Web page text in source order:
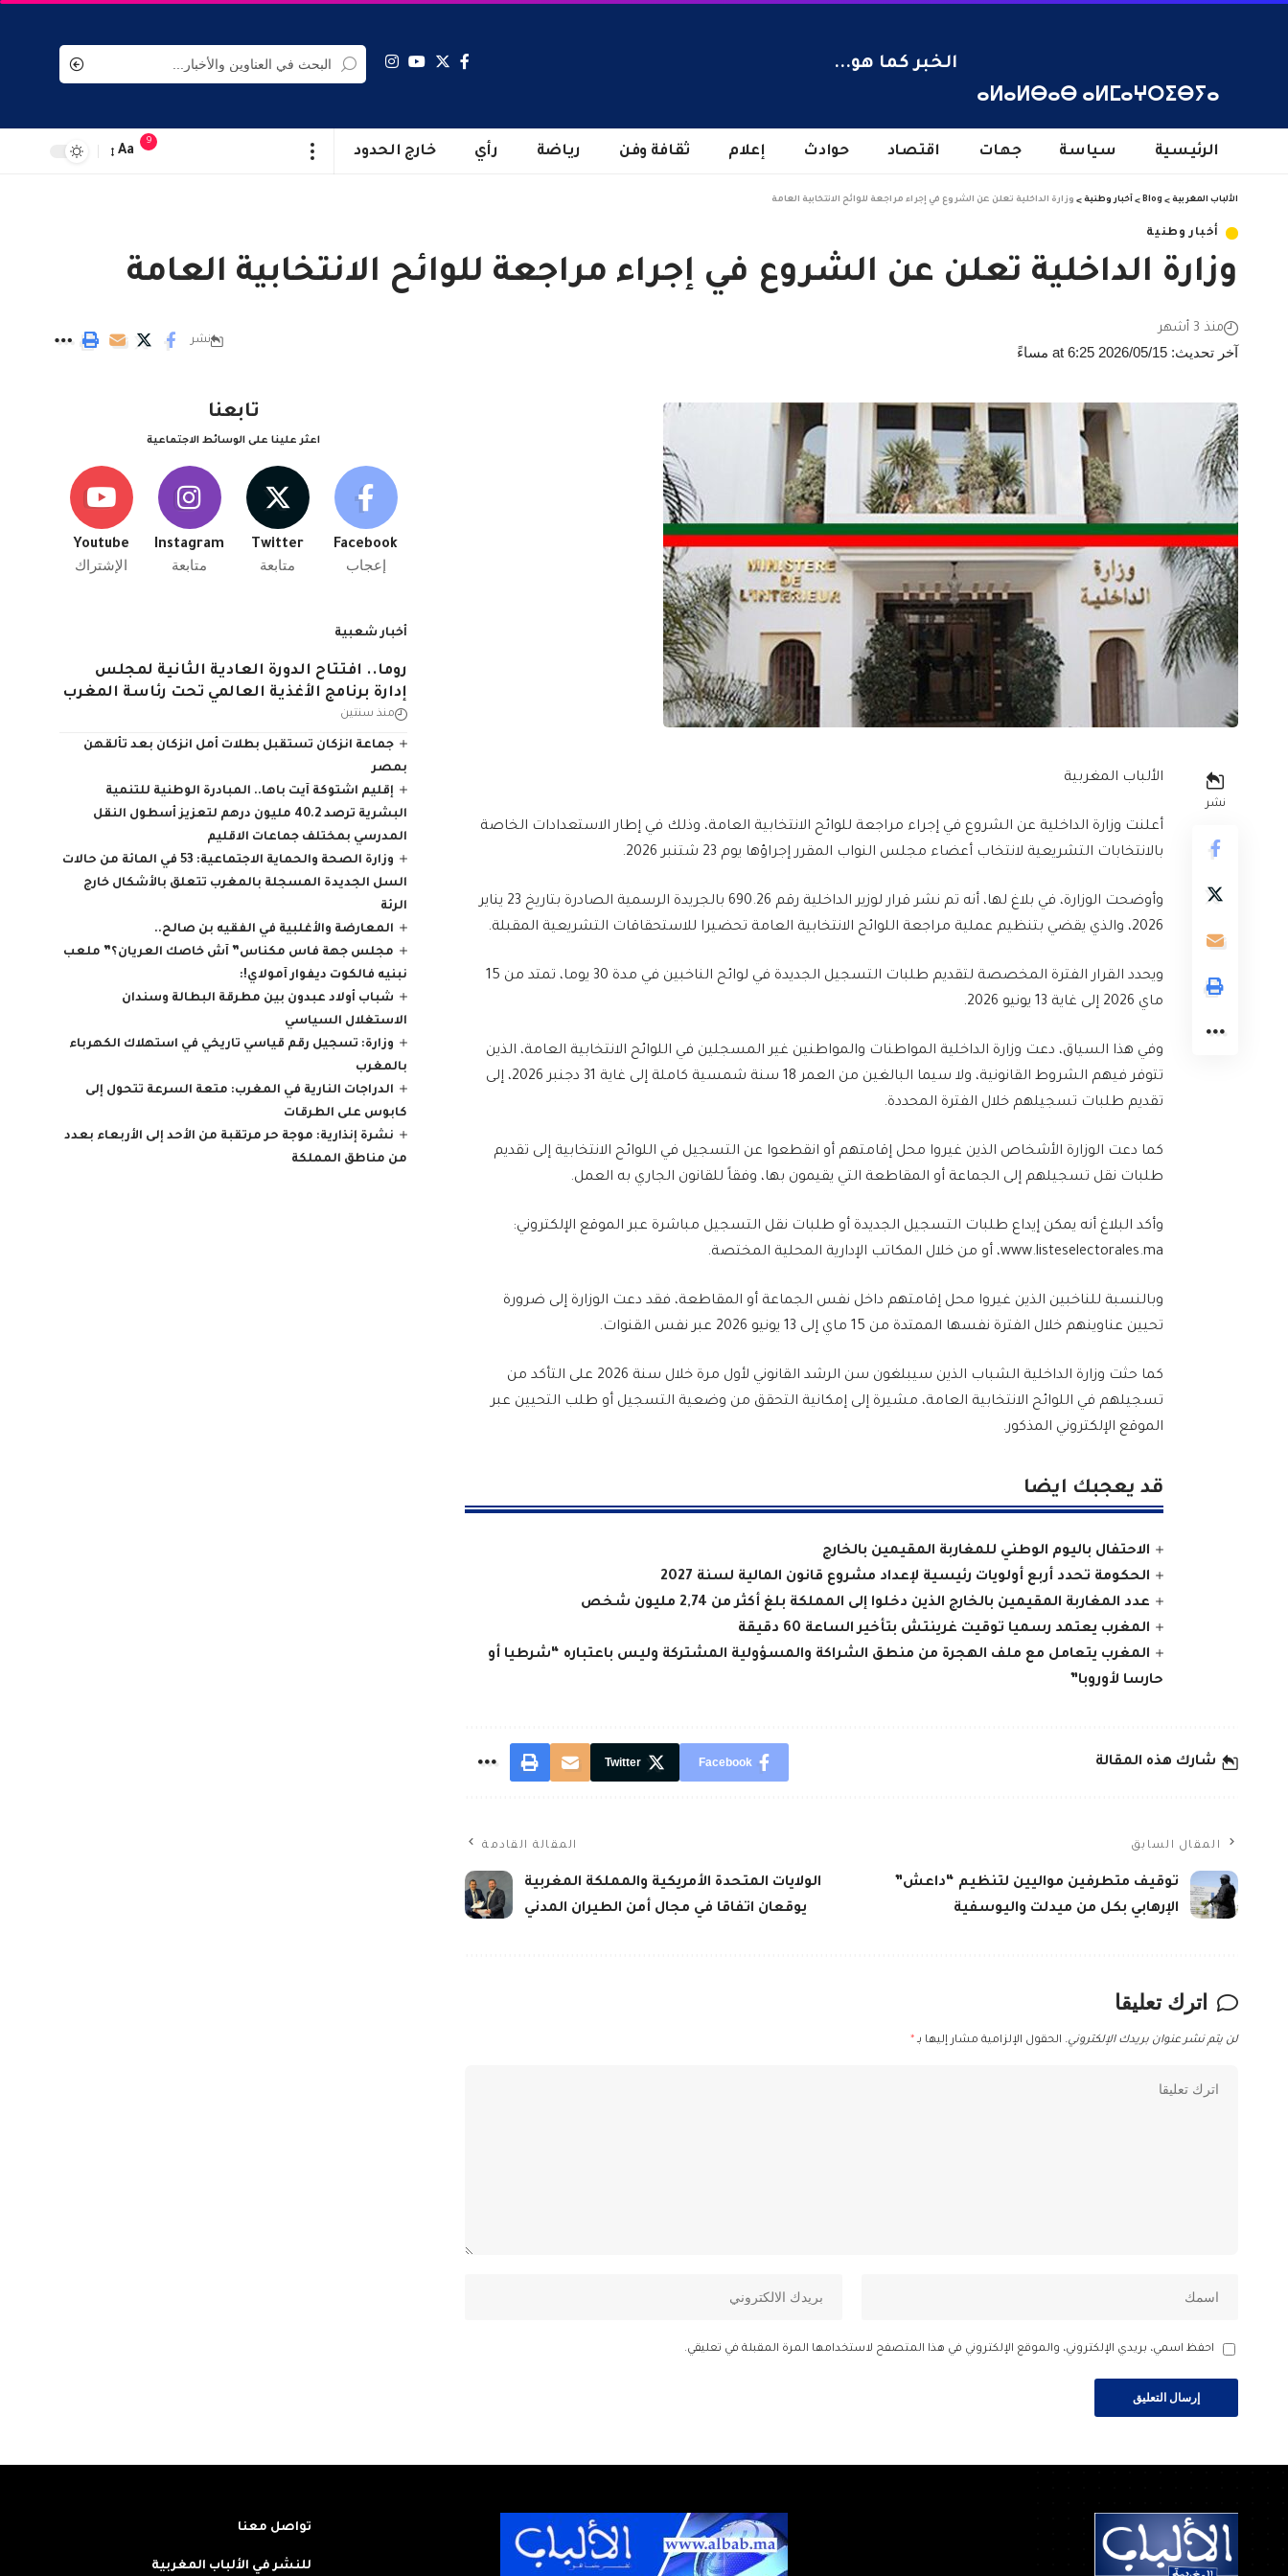
ⴰⵍⴰⵍⴱⴰⴱ ⴰⵍⵎⴰⵖⵔⵉⴱⵢⴰ
الخبر كما هو...
الرئيسية سياسة جهات اقتصاد حوادث إعلام ثقافة وفن رياضة رأي خارج الحدود
9
Aa
الألباب المغربية >
Blog
> أخبار وطنية > وزارة الداخلية تعلن عن الشروع في إجراء مراجعة للوائح الانتخابية العامة
أخبار وطنية
وزارة الداخلية تعلن عن الشروع في إجراء مراجعة للوائح الانتخابية العامة
آخر تحديث: 2026/05/15 at 6:25 مساءً
منذ 3 أشهر
نشر
نشر
الألباب المغربية
أعلنت وزارة الداخلية عن الشروع في إجراء مراجعة للوائح الانتخابية العامة، وذلك في إطار الاستعدادات الخاصة
بالانتخابات التشريعية لانتخاب أعضاء مجلس النواب المقرر إجراؤها يوم 23 شتنبر 2026.
وأوضحت الوزارة، في بلاغ لها، أنه تم نشر قرار لوزير الداخلية رقم 690.26 بالجريدة الرسمية الصادرة بتاريخ 23 يناير
2026، والذي يقضي بتنظيم عملية مراجعة اللوائح الانتخابية العامة تحضيرا للاستحقاقات التشريعية المقبلة.
ويحدد القرار الفترة المخصصة لتقديم طلبات التسجيل الجديدة في لوائح الناخبين في مدة 30 يوما، تمتد من 15
ماي 2026 إلى غاية 13 يونيو 2026.
وفي هذا السياق، دعت وزارة الداخلية المواطنات والمواطنين غير المسجلين في اللوائح الانتخابية العامة، الذين
تتوفر فيهم الشروط القانونية، ولا سيما البالغين من العمر 18 سنة شمسية كاملة إلى غاية 31 دجنبر 2026، إلى
تقديم طلبات تسجيلهم خلال الفترة المحددة.
كما دعت الوزارة الأشخاص الذين غيروا محل إقامتهم أو انقطعوا عن التسجيل في اللوائح الانتخابية إلى تقديم
طلبات نقل تسجيلهم إلى الجماعة أو المقاطعة التي يقيمون بها، وفقاً للقانون الجاري به العمل.
وأكد البلاغ أنه يمكن إيداع طلبات التسجيل الجديدة أو طلبات نقل التسجيل مباشرة عبر الموقع الإلكتروني:
www.listeselectorales.ma، أو من خلال المكاتب الإدارية المحلية المختصة.
وبالنسبة للناخبين الذين غيروا محل إقامتهم داخل نفس الجماعة أو المقاطعة، فقد دعت الوزارة إلى ضرورة
تحيين عناوينهم خلال الفترة نفسها الممتدة من 15 ماي إلى 13 يونيو 2026 عبر نفس القنوات.
كما حثت وزارة الداخلية الشباب الذين سيبلغون سن الرشد القانوني لأول مرة خلال سنة 2026 على التأكد من
تسجيلهم في اللوائح الانتخابية العامة، مشيرة إلى إمكانية التحقق من وضعية التسجيل أو طلب التحيين عبر
الموقع الإلكتروني المذكور.
قد يعجبك ايضا
الاحتفال باليوم الوطني للمغاربة المقيمين بالخارج
الحكومة تحدد أربع أولويات رئيسية لإعداد مشروع قانون المالية لسنة 2027
عدد المغاربة المقيمين بالخارج الذين دخلوا إلى المملكة بلغ أكثر من 2,74 مليون شخص
المغرب يعتمد رسميا توقيت غرينتش بتأخير الساعة 60 دقيقة
المغرب يتعامل مع ملف الهجرة من منطق الشراكة والمسؤولية المشتركة وليس باعتباره “شرطيا أو
حارسا لأوروبا”
شارك هذه المقالة Facebook
Twitter
المقال السابق
توقيف متطرفين مواليين لتنظيم “داعش”
الإرهابي بكل من ميدلت واليوسفية
المقالة القادمة
الولايات المتحدة الأمريكية والمملكة المغربية
يوقعان اتفاقا في مجال أمن الطيران المدني
اترك تعليقا
لن يتم نشر عنوان بريدك الإلكتروني. الحقول الإلزامية مشار إليها بـ *
احفظ اسمي، بريدي الإلكتروني، والموقع الإلكتروني في هذا المتصفح لاستخدامها المرة المقبلة في تعليقي.
تابعنا
اعثر علينا على الوسائط الاجتماعية
Facebook
إعجاب
Twitter
متابعة
Instagram
متابعة
Youtube
الإشتراك
أخبار شعبية
روما.. افتتاح الدورة العادية الثانية لمجلس
إدارة برنامج الأغذية العالمي تحت رئاسة المغرب
منذ سنتين
جماعة انزكان تستقبل بطلات أمل انزكان بعد تألقهن
بمصر
إقليم اشتوكة آيت باها.. المبادرة الوطنية للتنمية
البشرية ترصد 40.2 مليون درهم لتعزيز أسطول النقل
المدرسي بمختلف جماعات الاقليم
وزارة الصحة والحماية الاجتماعية: 53 في المائة من حالات
السل الجديدة المسجلة بالمغرب تتعلق بالأشكال خارج
الرئة
المعارضة والأغلبية في الفقيه بن صالح..
مجلس جهة فاس مكناس” آش خاصك العريان؟” ملعب
نبنيه فالكوت ديفوار آمولاي!:
شباب أولاد عبدون بين مطرقة البطالة وسندان
الاستغلال السياسي
وزارة: تسجيل رقم قياسي تاريخي في استهلاك الكهرباء
بالمغرب
الدراجات النارية في المغرب: متعة السرعة تتحول إلى
كابوس على الطرقات
نشرة إنذارية: موجة حر مرتقبة من الأحد إلى الأربعاء بعدد
من مناطق المملكة
تواصل معنا
للنشر في الألباب المغربية